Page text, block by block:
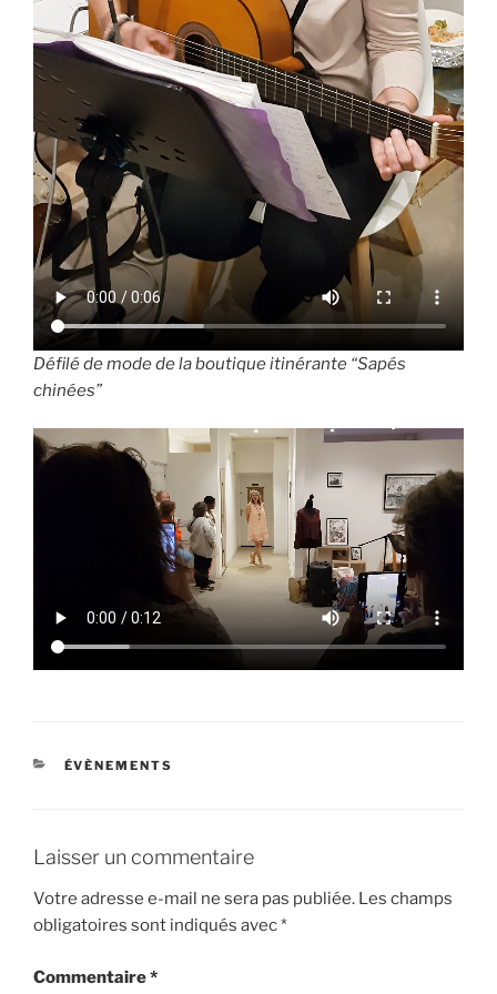
Défilé de mode de la boutique itinérante “Sapés
chinées”
CATÉGORIES
ÉVÈNEMENTS
Laisser un commentaire
Votre adresse e-mail ne sera pas publiée. Les champs
obligatoires sont indiqués avec*
Commentaire*